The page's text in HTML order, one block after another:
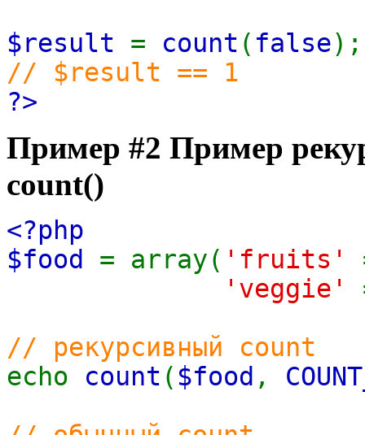
$result = count ( false);
// $result == 1
?>
Пример #2 Пример
count()
<?php
$food = array( 'fruits'
'veggie'
// рекурсивный count
echo count ( $food ,